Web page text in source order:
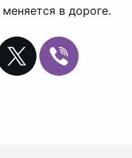
в дороге.